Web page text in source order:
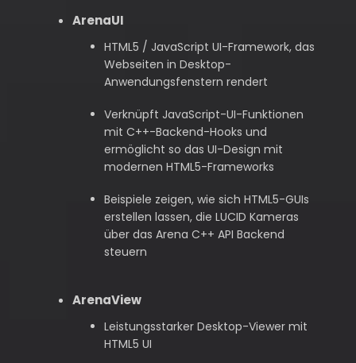
ArenaUI
HTML5 / JavaScript UI-Framework, das
Webseiten in Desktop-
Anwendungsfenstern rendert
Verknüpft JavaScript-UI-Funktionen
mit C++-Backend-Hooks und
ermöglicht so das UI-Design mit
modernen HTML5-Frameworks
Beispiele zeigen, wie sich HTML5-GUIs
erstellen lassen, die LUCID Kameras
über das Arena C++ API Backend
steuern
ArenaView
Leistungsstarker Desktop-Viewer mit
HTML5 UI